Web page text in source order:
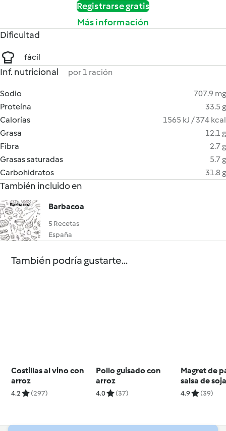
Registrarse gratis
Más información
Dificultad
fácil
Inf. nutricional por 1 ración
Sodio
707.9 mg
Proteína
33.5 g
Calorías
1565 kJ / 374 kcal
Grasa
12.1 g
Fibra
2.7 g
Grasas saturadas
5.7 g
Carbohidratos
31.8 g
También incluido en
Barbacoa
5 Recetas
España
También podría gustarte...
Costillas al vino con
arroz
4.2 (297)
Pollo guisado con
arroz
4.0 (37)
Magret de
salsa de
4.9 (39)